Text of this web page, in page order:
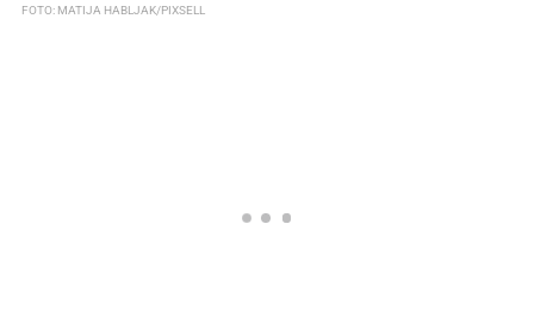
FOTO: MATIJA HABLJAK/PIXSELL